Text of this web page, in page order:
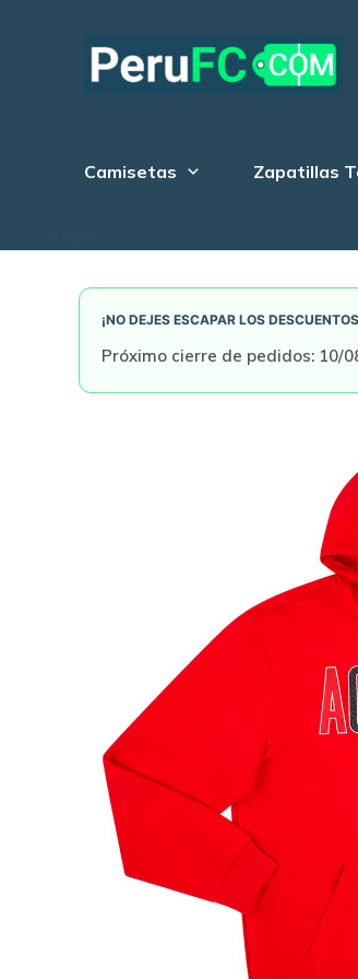
Camisetas Zapatillas
¡NO DEJES ESCAPAR LOS
Próximo cierre de pedidos: 10/